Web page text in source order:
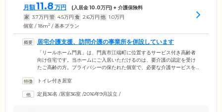
月額11.8 万円 (入居金10.0万円) + 介護保険料
家 3.7万円 管 4.5万円 食 2.6万円 他 1.0万円
個室 / 18m2 / 基本プラン
居宅介護支援、訪問介護の事業所を併設しています
「リールホーム門真」は、門真市江端町に位置するサービス付き高齢者
向け住宅です。当ホームにご入居いただけるのは、要介護の認定を受け
たご高齢の方。プライバシーの保たれた個室で、必要な介護サービスを
いただくため、居宅介護支援と訪問介護の事業所を併設しています。居
合わせたケアプランを作成。ご入居後に介護度が上がった場合なども、
トイレ付き居室
定員36名 /居室36室 /2016年9月設立 /